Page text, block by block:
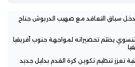
يدخل سباق التعاقد مع صهيب الدريوش جناح
يختتم تحضيراته لمواجهة جنوب أفريقيا
تعزز تنظيم تكوين كرة القدم بدليل جديد